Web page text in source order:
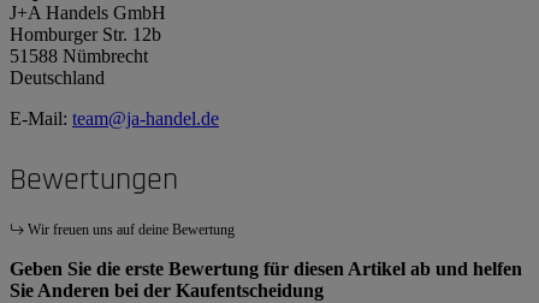
J+A Handels GmbH
Homburger Str. 12b
51588 Nümbrecht
Deutschland
E-Mail: team@ja-handel.de
Bewertungen
Wir freuen uns auf deine Bewertung
Geben Sie die erste Bewertung für diesen Artikel ab und helfen
Sie Anderen bei der Kaufentscheidung